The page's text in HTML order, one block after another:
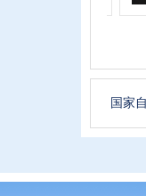
国家